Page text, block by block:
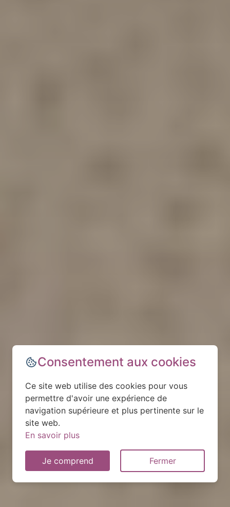
Consentement aux cookies
Ce site web utilise des cookies pour vous
permettre d'avoir une expérience de
navigation supérieure et plus pertinente sur le
site web.
En savoir plus
Je comprend Fermer